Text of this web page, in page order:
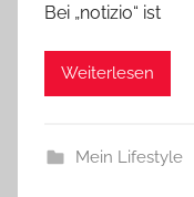
Bei „notizio“ ist
Weiterlesen
Mein Lifestyle